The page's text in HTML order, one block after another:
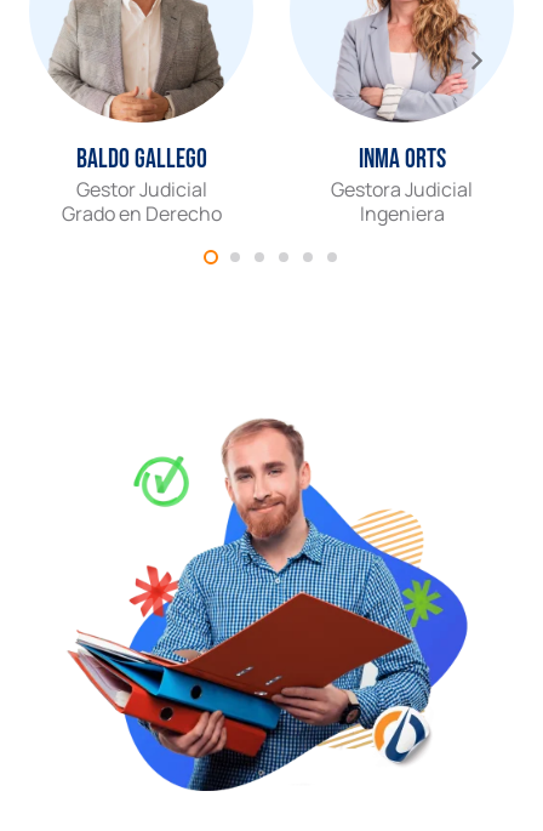
Baldo Gallego
Gestor Judicial
Grado en Derecho
Inma Orts
Gestora Judicial
Ingeniera